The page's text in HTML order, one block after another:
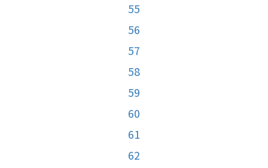
55
56
57
58
59
60
61
62